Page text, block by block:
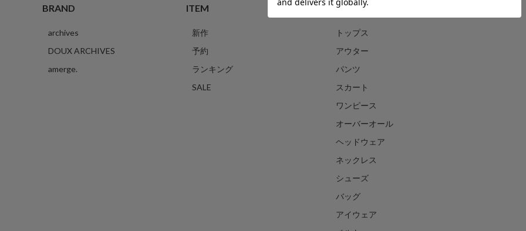
BRAND
archives
DOUX ARCHIVES
amerge.
ITEM
新作
予約
ランキング
SALE
CATEGORY
トップス
アウター
パンツ
スカート
ワンピース
オーバーオール
ヘッドウェア
ネックレス
シューズ
バッグ
アイウェア